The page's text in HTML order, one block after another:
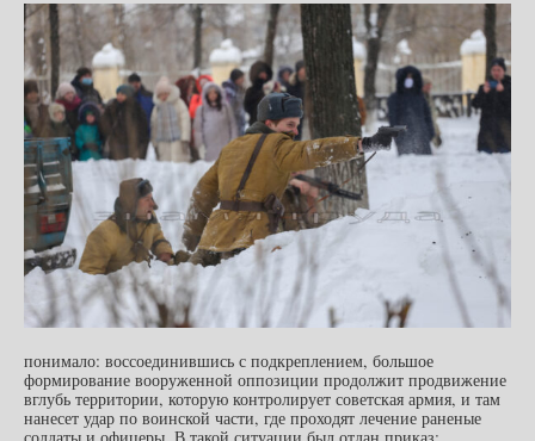
понимало: воссоединившись с подкреплением, большое
формирование вооруженной оппозиции продолжит продвижение
вглубь территории, которую контролирует советская армия, и там
нанесет удар по воинской части, где проходят лечение раненые